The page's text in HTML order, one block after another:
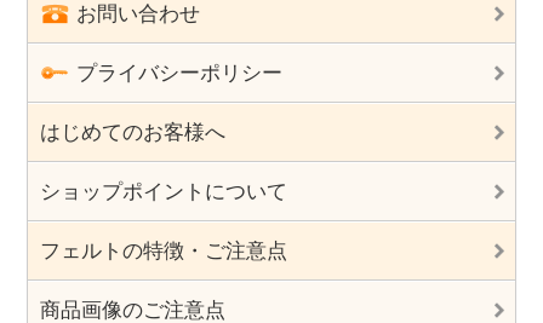
お問い合わせ
プライバシーポリシー
はじめてのお客様へ
ショップポイントについて
フェルトの特徴・ご注意点
商品画像のご注意点